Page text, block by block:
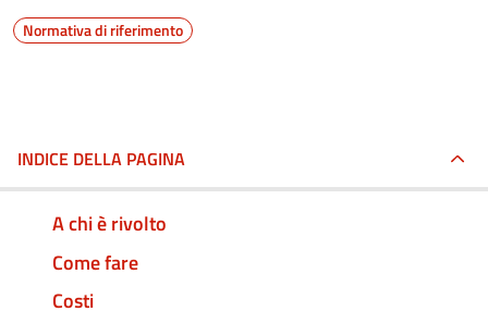
Normativa di riferimento
INDICE DELLA PAGINA
A chi è rivolto
Come fare
Costi